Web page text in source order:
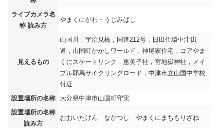
ライブカメラ名
称 読み方
やまくにがわ・うじみばし
見えるもの
山国川，宇治見橋，国道212号，日田住環中津街
道，山国町かかしワールド，神尾家住宅，コアやま
くにスケートリンク，恵美子社，宮地嶽神社，メイ
プル耶馬サイクリングロード，中津市立山国中学校
付近
設置場所の名称
大分県中津市山国町守実
設置場所の名称
読み方
おおいたけん なかつし やまくにまちもりざね